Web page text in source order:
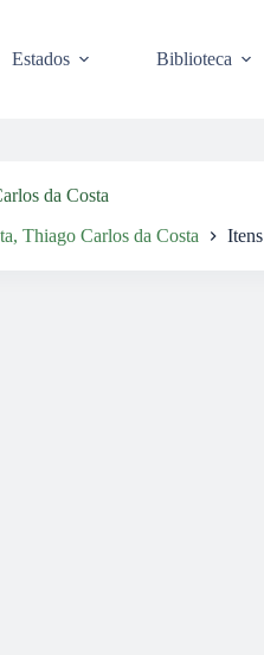
Estados Biblioteca
da Costa
Thiago Carlos da Costa Itens